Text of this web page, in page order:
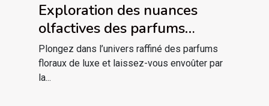
Exploration des nuances
olfactives des parfums
floraux de luxe
Plongez dans l’univers raffiné des parfums
floraux de luxe et laissez-vous envoûter par
la...